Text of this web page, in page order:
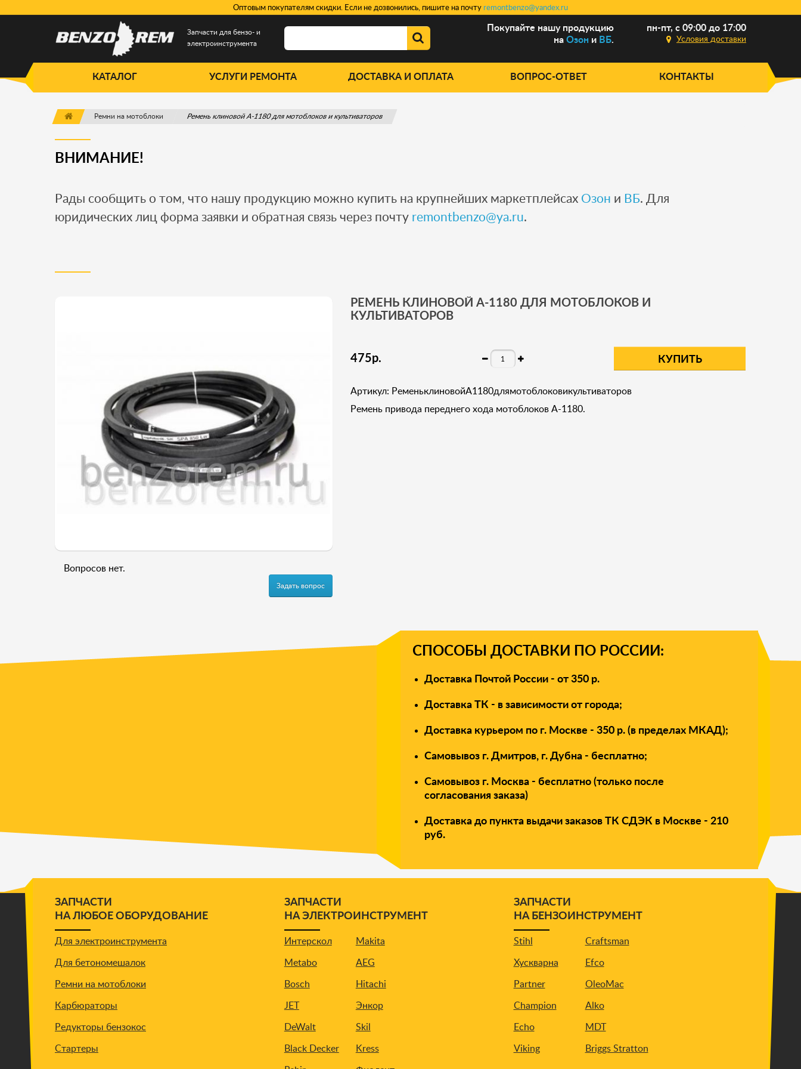
Оптовым покупателям скидки. Если не дозвонились, пишите на почту remontbenzo@yandex.ru
Запчасти для бензо- и
электроинструмента
пн-пт, с 09:00 до 17:00
Условия доставки
Покупайте нашу продукцию
на Озон и ВБ.
КАТАЛОГ УСЛУГИ РЕМОНТА ДОСТАВКА И ОПЛАТА ВОПРОС-ОТВЕТ КОНТАКТЫ
Ремни на мотоблоки Ремень клиновой A-1180 для мотоблоков и культиваторов
ВНИМАНИЕ!
Рады сообщить о том, что нашу продукцию можно купить на крупнейших маркетплейсах Озон и ВБ. Для
юридических лиц форма заявки и обратная связь через почту remontbenzo@ya.ru.
Вопросов нет.
Задать вопрос
РЕМЕНЬ КЛИНОВОЙ A-1180 ДЛЯ МОТОБЛОКОВ И
КУЛЬТИВАТОРОВ
475р. КУПИТЬ
Артикул: РеменьклиновойA1180длямотоблоковикультиваторов
Ремень привода переднего хода мотоблоков A-1180.
СПОСОБЫ ДОСТАВКИ ПО РОССИИ:
Доставка Почтой России - от 350 р.
Доставка ТК - в зависимости от города;
Доставка курьером по г. Москве - 350 р. (в пределах МКАД);
Самовывоз г. Дмитров, г. Дубна - бесплатно;
Самовывоз г. Москва - бесплатно (только после
согласования заказа)
Доставка до пункта выдачи заказов ТК СДЭК в Москве - 210
руб.
ЗАПЧАСТИ
НА ЛЮБОЕ ОБОРУДОВАНИЕ
Для электроинструмента
Для бетономешалок
Ремни на мотоблоки
Карбюраторы
Редукторы бензокос
Стартеры
ЗАПЧАСТИ
НА ЭЛЕКТРОИНСТРУМЕНТ
Интерскол Makita
Metabo AEG
Bosch Hitachi
JET Энкор
DeWalt Skil
Black Decker Kress
ЗАПЧАСТИ
НА БЕНЗОИНСТРУМЕНТ
Stihl Craftsman
Хускварна Efco
Partner OleoMac
Champion Alko
Echo MDT
Viking Briggs Stratton